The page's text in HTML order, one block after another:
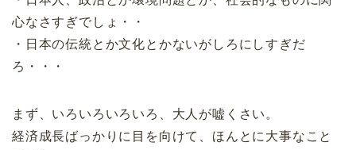
心なさすぎでしょ・・
・日本の伝統とか文化とかないがしろにしすぎだ
ろ・・・
まず、いろいろいろいろ、大人が嘘くさい。
経済成長ばっかりに目を向けて、ほんとに大事なこと